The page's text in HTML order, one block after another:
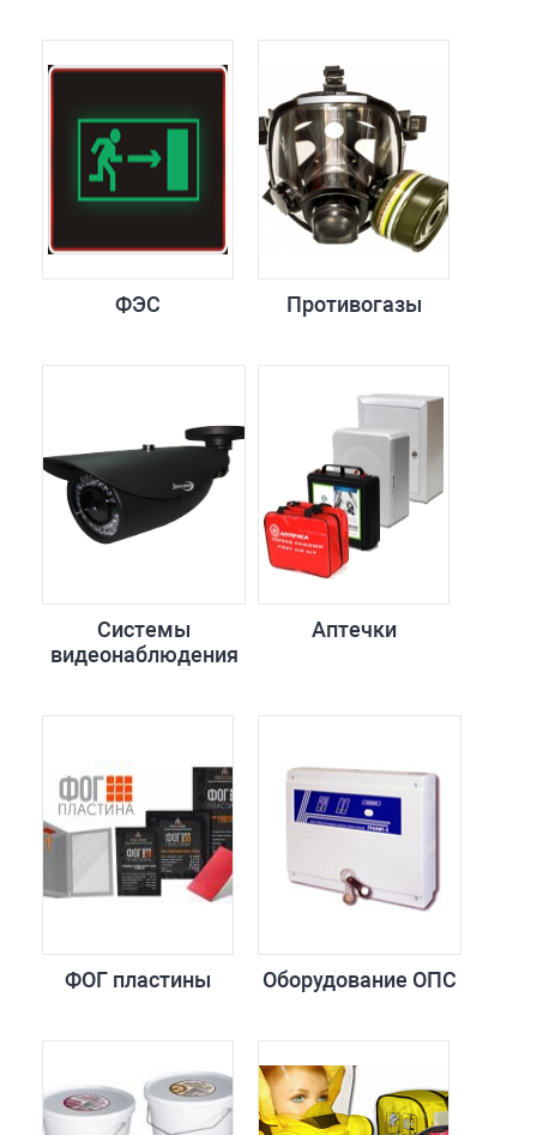
ФЭС Противогазы
Системы
видеонаблюдения
Аптечки
ФОГ пластины Оборудование ОПС